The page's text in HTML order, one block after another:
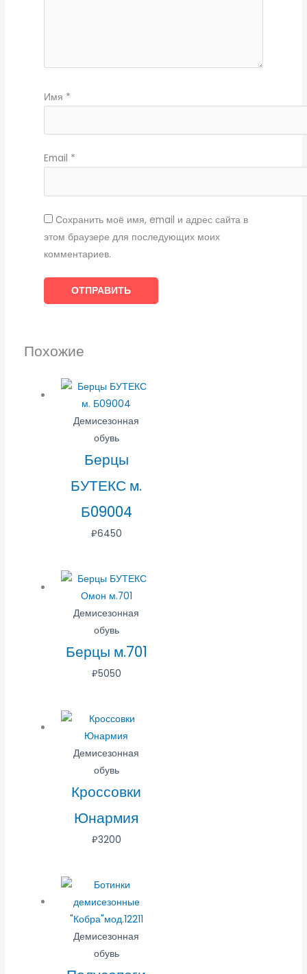
Имя *
Email *
Сохранить моё имя, email и адрес сайта в
этом браузере для последующих моих
комментариев.
Похожие
Демисезонная
обувь
Берцы
БУТЕКС м.
Б09004
₽6450
Демисезонная
обувь
Берцы м.701
₽5050
Демисезонная
обувь
Кроссовки
Юнармия
₽3200
Демисезонная
обувь